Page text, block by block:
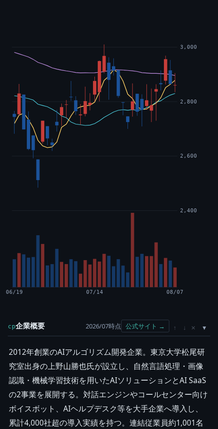
2,400
2,600
2,800
3,000
06/19 07/14 08/07
cp企業概要 2026/07時点 公式サイト → ↑ ↓ ×
2012年創業のAIアルゴリズム開発企業。東京大学松尾研
究室出身の上野山勝也氏が設立し、自然言語処理・画像
認識・機械学習技術を用いたAIソリューションとAI SaaS
の2事業を展開する。対話エンジンやコールセンター向け
ボイスボット、AIヘルプデスク等を大手企業へ導入し、
累計4,000社超の導入実績を持つ。連結従業員約1,001名